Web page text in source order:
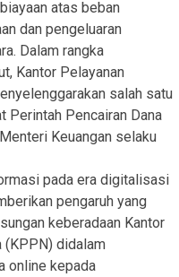
atas beban
dan pengeluaran
Dalam rangka
Kantor Pelayanan
salah satu
Perintah Pencairan Dana
Keuangan selaku
pada era digitalisasi
pengaruh yang
keberadaan Kantor
(KPPN) didalam
online kepada